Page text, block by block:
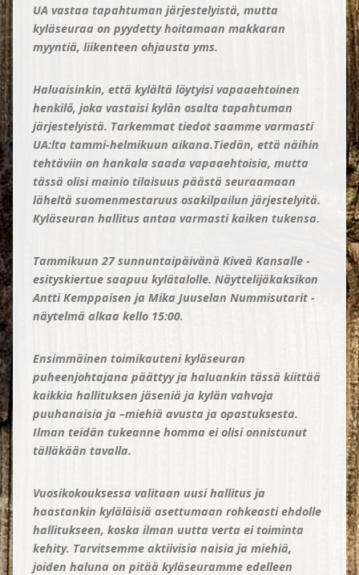
UA vastaa tapahtuman järjestelyistä, mutta
kyläseuraa on pyydetty hoitamaan makkaran
myyntiä, liikenteen ohjausta yms.
Haluaisinkin, että kylältä löytyisi vapaaehtoinen
henkilö, joka vastaisi kylän osalta tapahtuman
järjestelyistä. Tarkemmat tiedot saamme varmasti
UA:lta tammi-helmikuun aikana.Tiedän, että näihin
tehtäviin on hankala saada vapaaehtoisia, mutta
tässä olisi mainio tilaisuus päästä seuraamaan
läheltä suomenmestaruus osakilpailun järjestelyitä.
Kyläseuran hallitus antaa varmasti kaiken tukensa.
Tammikuun 27 sunnuntaipäivänä Kiveä Kansalle -
esityskiertue saapuu kylätalolle. Näyttelijäkaksikon
Antti Kemppaisen ja Mika Juuselan Nummisutarit -
näytelmä alkaa kello 15:00.
Ensimmäinen toimikauteni kyläseuran
puheenjohtajana päättyy ja haluankin tässä kiittää
kaikkia hallituksen jäseniä ja kylän vahvoja
puuhanaisia ja –miehiä avusta ja opastuksesta.
Ilman teidän tukeanne homma ei olisi onnistunut
tälläkään tavalla.
Vuosikokouksessa valitaan uusi hallitus ja
haastankin kyläläisiä asettumaan rohkeasti ehdolle
hallitukseen, koska ilman uutta verta ei toiminta
kehity. Tarvitsemme aktiivisia naisia ja miehiä,
joiden haluna on pitää kyläseuramme edelleen